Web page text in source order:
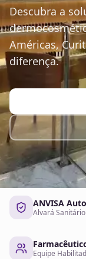
Descubra a
Américas,
diferença.
ANVISA
Alvará
Equipe